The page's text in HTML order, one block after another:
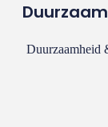
Duurzaamheid